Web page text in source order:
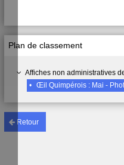
Retour
Plan de classement
Affiches non administratives
•
Œil Quimpérois : Mai -